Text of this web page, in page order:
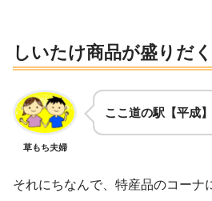
しいたけ商品が盛りだ
草もち夫婦
ここ道の駅【平成
それにちなんで、特産品のコーナ